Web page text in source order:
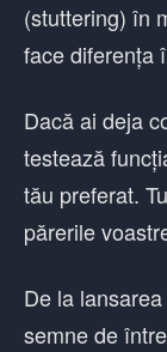
(stuttering) în
face diferența
Dacă ai deja
testează
tău preferat.
părerile
De la
semne de